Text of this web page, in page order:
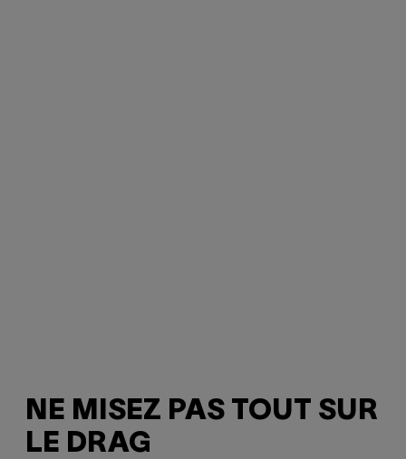
NE MISEZ PAS TOUT SUR
LE DRAG